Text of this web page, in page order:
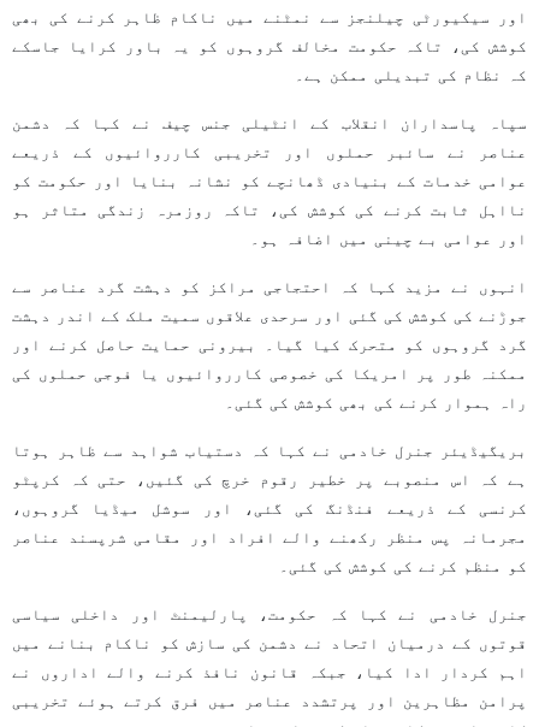
اور سیکیورٹی چیلنجز سے نمٹنے میں ناکام ظاہر کرنے کی بھی
کوشش کی، تاکہ حکومت مخالف گروہوں کو یہ باور کرایا جاسکے
کہ نظام کی تبدیلی ممکن ہے۔
سپاہ پاسداران انقلاب کے انٹیلی جنس چیف نے کہا کہ دشمن
عناصر نے سائبر حملوں اور تخریبی کارروائیوں کے ذریعے
عوامی خدمات کے بنیادی ڈھانچے کو نشانہ بنایا اور حکومت کو
نااہل ثابت کرنے کی کوشش کی، تاکہ روزمرہ زندگی متاثر ہو
اور عوامی بے چینی میں اضافہ ہو۔
انہوں نے مزید کہا کہ احتجاجی مراکز کو دہشت گرد عناصر سے
جوڑنے کی کوشش کی گئی اور سرحدی علاقوں سمیت ملک کے اندر دہشت
گرد گروہوں کو متحرک کیا گیا۔ بیرونی حمایت حاصل کرنے اور
ممکنہ طور پر امریکا کی خصوصی کارروائیوں یا فوجی حملوں کی
راہ ہموار کرنے کی بھی کوشش کی گئی۔
بریگیڈیئر جنرل خادمی نے کہا کہ دستیاب شواہد سے ظاہر ہوتا
ہے کہ اس منصوبے پر خطیر رقوم خرچ کی گئیں، حتی کہ کرپٹو
کرنسی کے ذریعے فنڈنگ کی گئی، اور سوشل میڈیا گروہوں،
مجرمانہ پس منظر رکھنے والے افراد اور مقامی شرپسند عناصر
کو منظم کرنے کی کوشش کی گئی۔
جنرل خادمی نے کہا کہ حکومت، پارلیمنٹ اور داخلی سیاسی
قوتوں کے درمیان اتحاد نے دشمن کی سازش کو ناکام بنانے میں
اہم کردار ادا کیا، جبکہ قانون نافذ کرنے والے اداروں نے
پرامن مظاہرین اور پرتشدد عناصر میں فرق کرتے ہوئے تخریبی